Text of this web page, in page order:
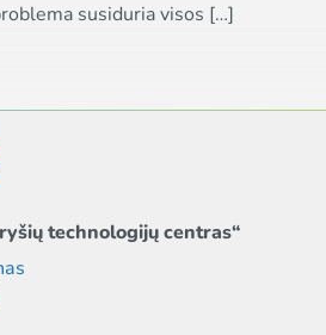
susiduria visos […]
technologijų centras“